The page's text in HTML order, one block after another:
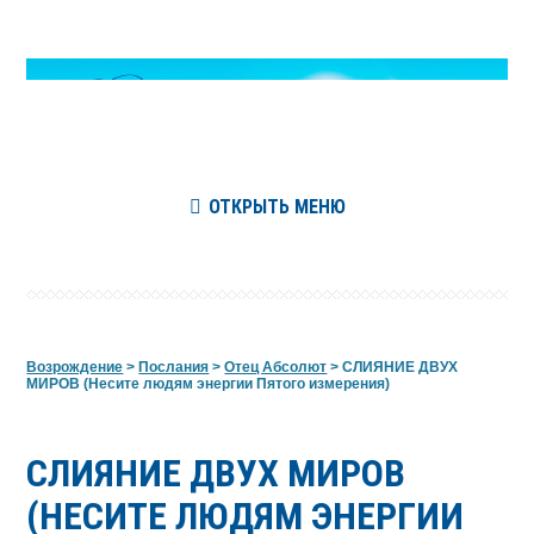
ОТКРЫТЬ МЕНЮ
Возрождение >Послания >Отец Абсолют >СЛИЯНИЕ ДВУХ
МИРОВ (Несите людям энергии Пятого измерения)
СЛИЯНИЕ ДВУХ МИРОВ
(НЕСИТЕ ЛЮДЯМ ЭНЕРГИИ